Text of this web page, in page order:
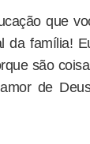
que
da família!
são
de